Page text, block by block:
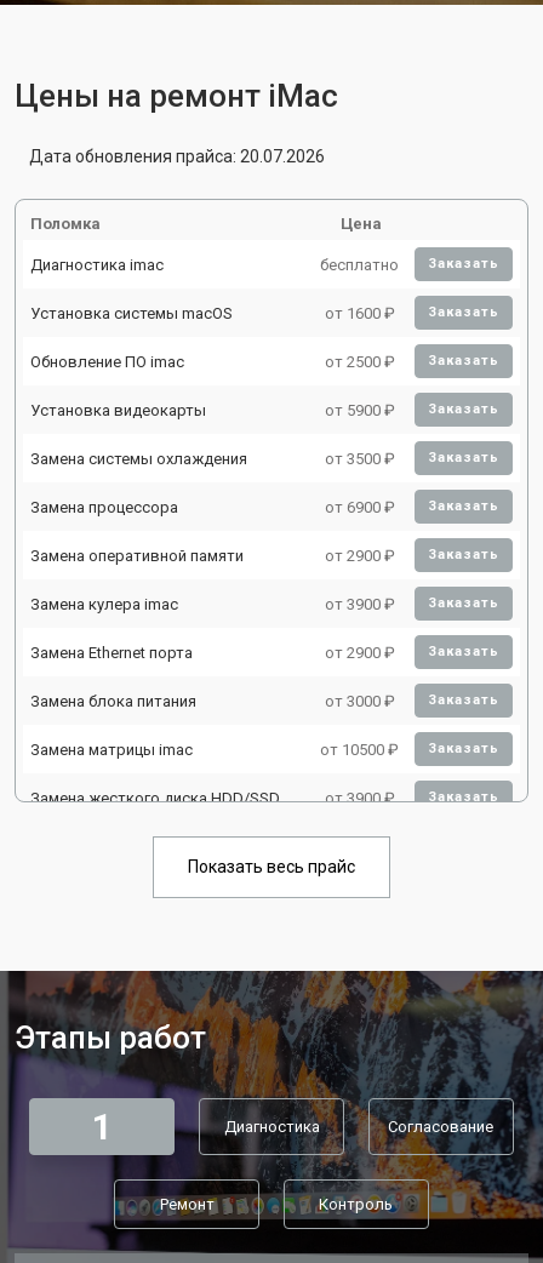
Цены на ремонт iMac
Дата обновления прайса: 20.07.2026
Поломка Цена
Диагностика imac бесплатно Заказать
Установка системы macOS от 1600 ₽ Заказать
Обновление ПО imac от 2500 ₽ Заказать
Установка видеокарты от 5900 ₽ Заказать
Замена системы охлаждения от 3500 ₽ Заказать
Замена процессора от 6900 ₽ Заказать
Замена оперативной памяти от 2900 ₽ Заказать
Замена кулера imac от 3900 ₽ Заказать
Замена Ethernet порта от 2900 ₽ Заказать
Замена блока питания от 3000 ₽ Заказать
Замена матрицы imac от 10500 ₽ Заказать
Замена жесткого диска HDD/SSD от 3900 ₽ Заказать
Показать весь прайс
Этапы работ
1 Диагностика Согласование
Ремонт Контроль